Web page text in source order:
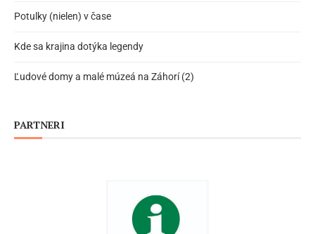
Potulky (nielen) v čase
Kde sa krajina dotýka legendy
Ľudové domy a malé múzeá na Záhorí (2)
PARTNERI